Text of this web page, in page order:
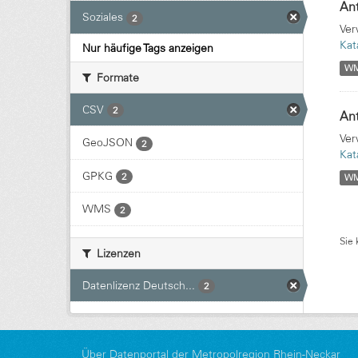
Soziales 2
Nur häufige Tags anzeigen
Formate
CSV 2
GeoJSON 2
GPKG 2
WMS 2
Lizenzen
Datenlizenz Deutsch... 2
Sie
Über Datenportal der Metropolregion Rhein-Neckar